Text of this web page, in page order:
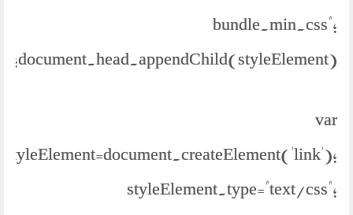
bundle.min.css";
document.head.appendChild(styleElement);
var
styleElement=document.createElement('link');
styleElement.type="text/css";